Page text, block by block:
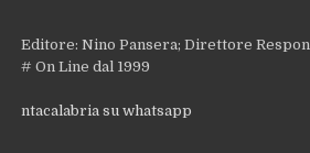
Editore: Nino Pansera; Direttore
# On Line dal 1999
ntacalabria su whatsapp